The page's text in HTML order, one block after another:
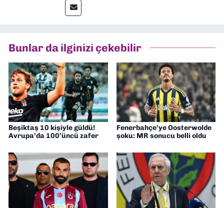
editörlük görevini de üstleniyorum.
Bunlar da ilginizi çekebilir
Beşiktaş 10 kişiyle güldü!
Avrupa’da 100’üncü zafer
Fenerbahçe’ye Oosterwolde
şoku: MR sonucu belli oldu